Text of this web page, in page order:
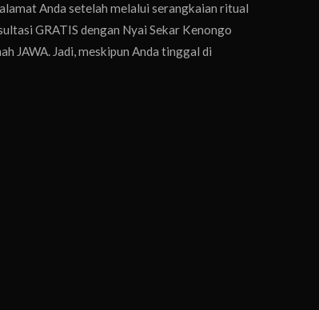
Anda setelah melalui serangkaian ritual
GRATIS dengan Nyai Sekar Kenongo
JAWA. Jadi, meskipun Anda tinggal di